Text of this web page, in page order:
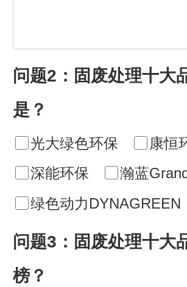
问题2：固废处理十大
是？
光大绿色环保 康恒
深能环保
瀚蓝
绿色动力DYNAGREEN
问题3：固废处理十大
榜？